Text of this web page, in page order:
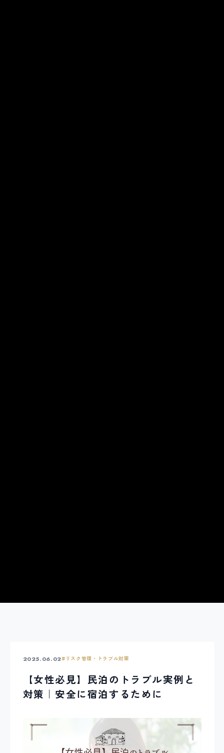
2025.06.02# リスク管理・トラブル対策
【女性必見】民泊のトラブル実例と
対策｜安全に宿泊するために